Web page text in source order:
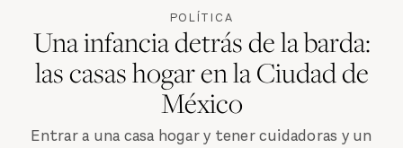
POLÍTICA
Una infancia detrás de la barda:
las casas hogar en la Ciudad de
México
Entrar a una casa hogar y tener cuidadoras y un